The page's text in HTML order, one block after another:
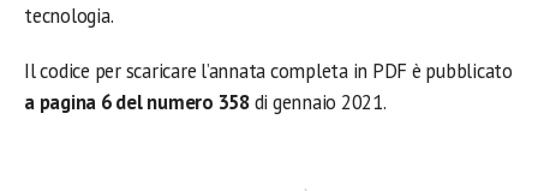
tecnologia.
Il codice per scaricare l’annata completa in PDF è pubblicato
a pagina 6 del numero 358di gennaio 2021.